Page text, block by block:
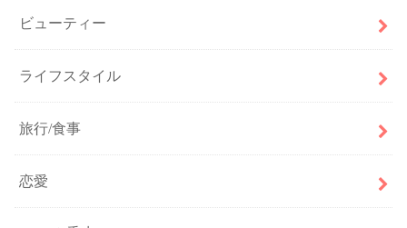
ビューティー
ライフスタイル
旅行/食事
恋愛